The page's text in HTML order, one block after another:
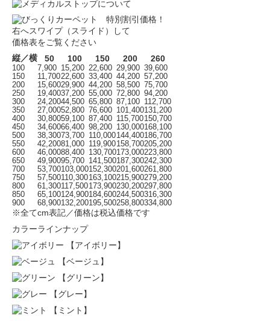
右へスワイプ（スライド）して
価格表をご覧ください
縦／横
50 100 150 200 260
100 7,900 15,200 22,600 29,900 39,600
150
11,70022,600 33,400 44,200 57,200
200
15,60029,900 44,200 58,500
75,700
250
19,40037,200 55,000 72,800 94,200
300
24,20044,500 65,800 87,100 112,700
350
27,00052,800 76,600 101,400131,200
400
30,80059,100 87,400 115,700150,700
450
34,60066,400 98,200 130,000168,100
500
38,30073,700 110,000144,400186,700
550
42,20081,000 119,900158,700205,200
600
46,00088,400 130,700173,000223,800
650
49,90095,700 141,500187,300242,300
700
53,700103,000152,300201,600261,800
750
57,500110,300163,100215,900279,200
800
61,300117,500173,900230,200297,800
850
65,100124,900184,600244,500316,300
900
68,900132,200195,500258,800334,800
※全てcm表記／価格は税込価格です
カラーラインナップ
【アイボリー】
【ベージュ】
【グリーン】
【グレー】
【ミント】